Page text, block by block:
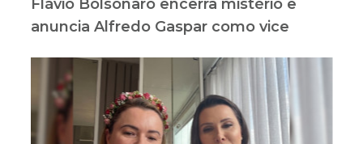
Flávio Bolsonaro encerra mistério e
anuncia Alfredo Gaspar como vice